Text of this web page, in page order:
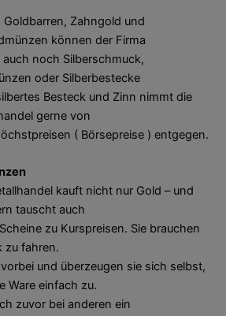
Zahngold und
können der Firma
auch noch Silberschmuck,
oder Silberbestecke
Besteck und Zinn nimmt die
gerne von
( Börsepreise ) entgegen.
kauft nicht nur Gold – und
tauscht auch
zu Kurspreisen. Sie brauchen
zu fahren.
und überzeugen sie sich selbst,
Ware einfach zu.
zuvor bei anderen ein